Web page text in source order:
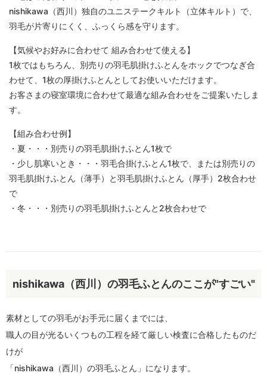
nishikawa（西川）独自のユニステークキルト（立体キルト）で、
羽毛が片寄りにくく、ふっくら感を守ります。
【気候やお好みに合わせて 組み合わせて使える】
1枚ではもちろん、別売りの羽毛肌掛けふとんをホックでつなぎ合
わせて、1枚の厚掛けふとんとしてお使いいただけます。
お客さまの寝室環境に合わせて最適な組み合わせをご提案いたしま
す。
【組み合わせ例】
・夏・・・別売りの羽毛肌掛けふとん1枚で
・少し肌寒いとき・・・羽毛合掛けふとん1枚で、または別売りの
羽毛肌掛けふとん（薄手）と羽毛肌掛けふとん（厚手）2枚合わせ
で
・冬・・・別売りの羽毛肌掛けふとんと2枚合わせで
nishikawa（西川）の羽毛ふとんのここが"すごい"
素材としての羽毛がお手元に届くまでには、
職人の目が光るいくつもの工程を経て厳しい検査に合格したものだ
けが
「nishikawa（西川）の羽毛ふとん」になります。